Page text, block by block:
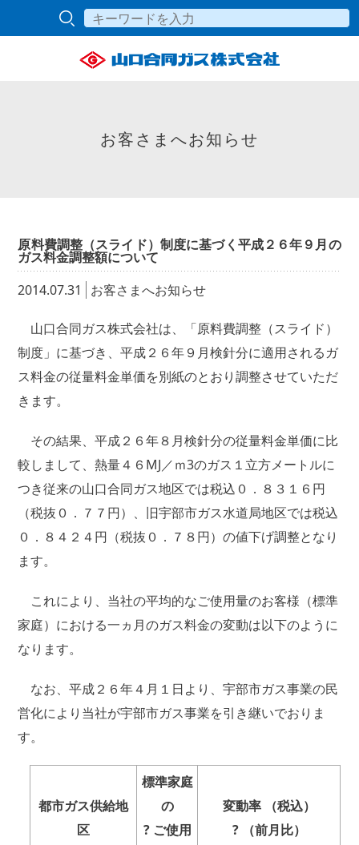
お客さまへお知らせ
原料費調整（スライド）制度に基づく平成２６年９月の
ガス料金調整額について
2014.07.31
お客さまへお知らせ
山口合同ガス株式会社は、「原料費調整（スライド）
制度」に基づき、平成２６年９月検針分に適用されるガ
ス料金の従量料金単価を別紙のとおり調整させていただ
きます。
その結果、平成２６年８月検針分の従量料金単価に比
較しまして、熱量４６MJ／ｍ3のガス１立方メートルに
つき従来の山口合同ガス地区では税込０．８３１６円
（税抜０．７７円）、旧宇部市ガス水道局地区では税込
０．８４２４円（税抜０．７８円）の値下げ調整となり
ます。
これにより、当社の平均的なご使用量のお客様（標準
家庭）における一ヵ月のガス料金の変動は以下のように
なります。
なお、平成２６年４月１日より、宇部市ガス事業の民
営化により当社が宇部市ガス事業を引き継いでおりま
す。
都市ガス供給地
区
標準家庭
の
? ご使用
変動率
（税込）
?
（前月比）